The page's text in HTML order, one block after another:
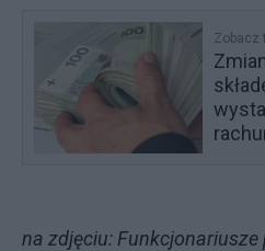
Zobacz
na zdjęciu: